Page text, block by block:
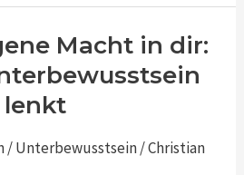
Macht in dir:
lenkt
/Unterbewusstsein/Christian